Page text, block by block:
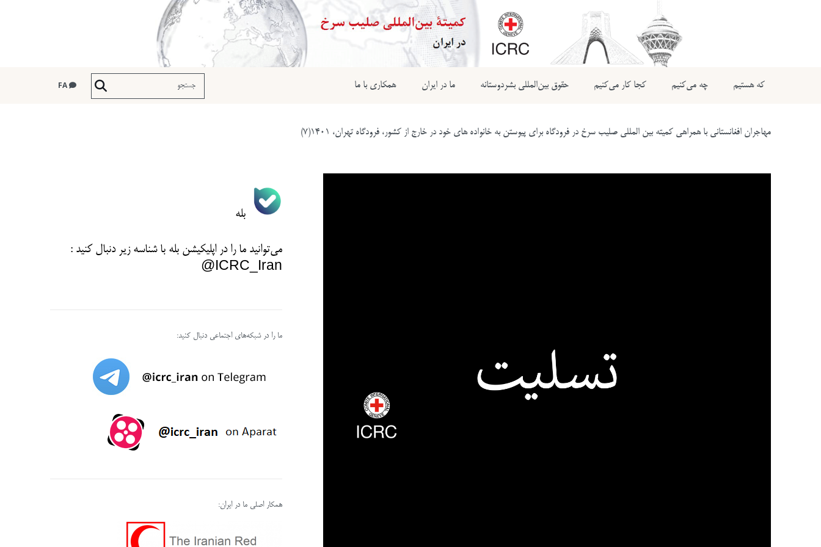
که هستیم چه می‌کنیم کجا کار می‌کنیم حقوق بین‌المللی بشردوستانه ما در ایران همکاری با ما
مهاجران افغانستانی با همراهی کمیته بین المللی صلیب سرخ در فرودگاه برای پیوستن به خانواده های خود در خارج از کشور، فرودگاه تهران، 1401(7)
بله
می‌توانید ما را در اپلیکیشن بله با شناسه زیردنبال کنید :
ICRC_Iran@
ما را در شبکه‌های اجتماعی دنبال کنید:
همکار اصلی ما در ایران: